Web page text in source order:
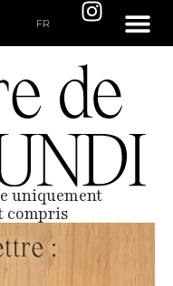
FR
uniquement
compris